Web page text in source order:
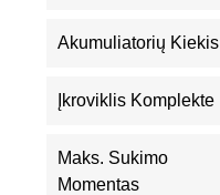
Akumuliatorių Kiekis
Įkroviklis Komplekte
Maks. Sukimo
Momentas